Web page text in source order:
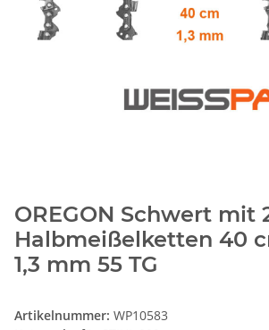
OREGON Schwert mit
Halbmeißelketten 40
1,3 mm 55 TG
Artikelnummer: WP10583